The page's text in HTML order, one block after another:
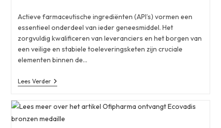
Actieve farmaceutische ingrediënten (API’s) vormen een
essentieel onderdeel van ieder geneesmiddel. Het
zorgvuldig kwalificeren van leveranciers en het borgen van
een veilige en stabiele toeleveringsketen zijn cruciale
elementen binnen de…
Lees VerderOfichem
Over
Noodzaak
Betrouwbare